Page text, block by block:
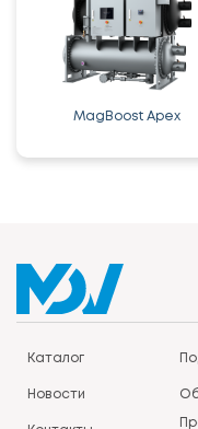
MagBoost Apex
Каталог
Новости